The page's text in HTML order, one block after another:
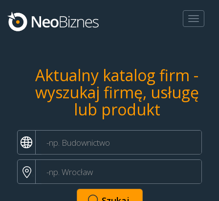
Toggle
Aktualny katalog firm -
wyszukaj firmę, usługę
lub produkt